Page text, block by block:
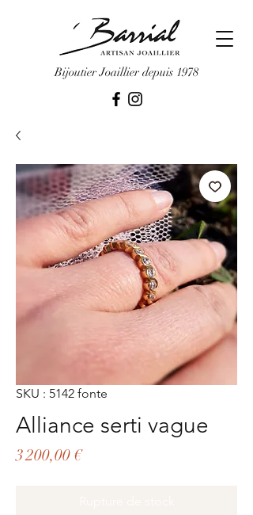
Bijoutier Joaillier depuis 1978
SKU : 5142 fonte
Alliance serti vague
3 200,00 €Prix